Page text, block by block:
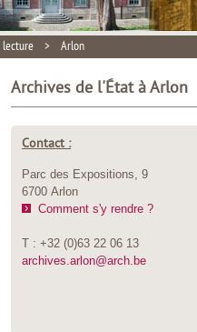
lecture > Arlon
Archives de l'État à Arlon
Contact :
Parc des Expositions, 9
6700 Arlon
Comment s'y rendre ?
T : +32 (0)63 22 06 13
archives.arlon@arch.be